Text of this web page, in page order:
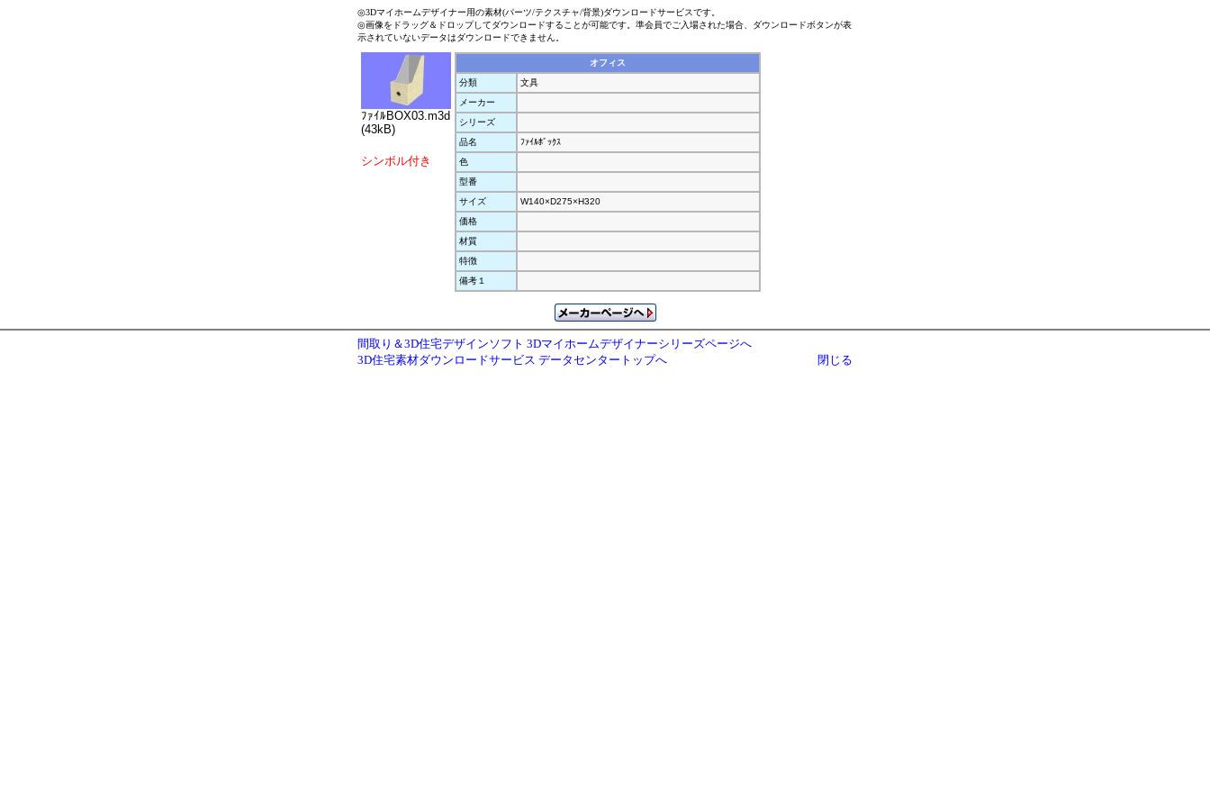
◎3Dマイホームデザイナー用の素材(パーツ/テクスチャ/背景)ダウンロードサービスです。
◎画像をドラッグ＆ドロップしてダウンロードすることが可能です。準会員でご入場された場合、ダウンロードボタンが表
示されていないデータはダウンロードできません。
ﾌｧｲﾙBOX03.m3d
(43kB)
シンボル付き
オフィス
分類
文具
メーカー
シリーズ
品名
ﾌｧｲﾙﾎﾞｯｸｽ
色
型番
サイズ
W140×D275×H320
価格
材質
特徴
備考１
間取り＆3D住宅デザインソフト 3Dマイホームデザイナーシリーズページへ
3D住宅素材ダウンロードサービス データセンタートップへ
閉じる